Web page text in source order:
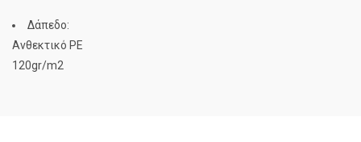
Δάπεδο:
Ανθεκτικό PE
120gr/m2